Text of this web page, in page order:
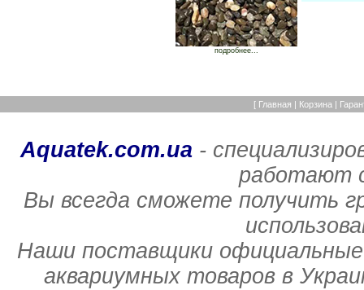
подробнее...
[ Главная | Корзина |
Aquatek.com.ua-
работают
Вы всегда сможете получить
Наши поставщики
аквариумных товаров в